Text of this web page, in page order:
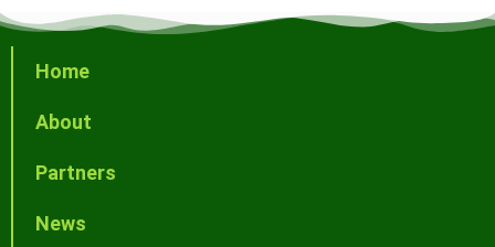
Home
About
Partners
News